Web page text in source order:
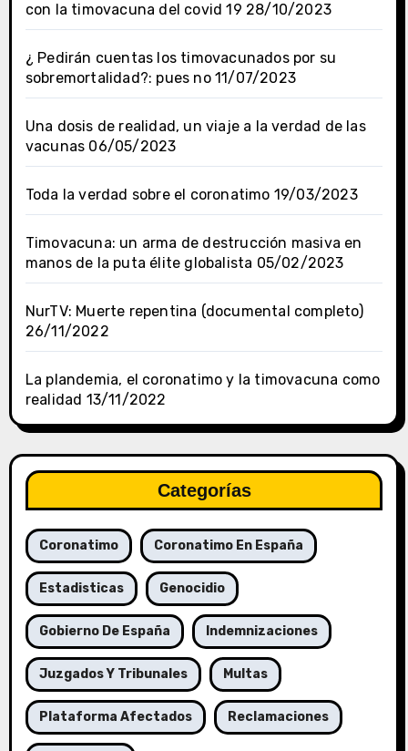
con la timovacuna del covid 19 28/10/2023
¿ Pedirán cuentas los timovacunados por su
sobremortalidad?: pues no 11/07/2023
Una dosis de realidad, un viaje a la verdad de las
vacunas 06/05/2023
Toda la verdad sobre el coronatimo 19/03/2023
Timovacuna: un arma de destrucción masiva en
manos de la puta élite globalista 05/02/2023
NurTV: Muerte repentina (documental completo)
26/11/2022
La plandemia, el coronatimo y la timovacuna como
realidad 13/11/2022
Categorías
Coronatimo Coronatimo En España
Estadisticas Genocidio
Gobierno De España Indemnizaciones
Juzgados Y Tribunales Multas
Plataforma Afectados Reclamaciones